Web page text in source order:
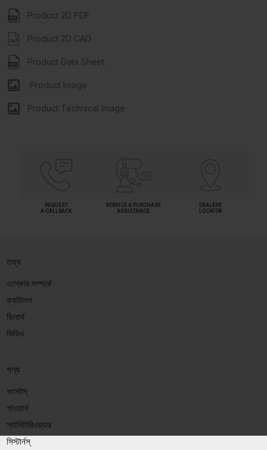
Product 2D PDF
Product 2D CAD
Product Data Sheet
Product Image
Product Technical Image
REQUEST
A CALLBACK
SERVICE & PURCHASE
ASSISTANCE
DEALERS
LOCATOR
তথ্য
এস্কোর সম্পর্কে
ক্যাটালগ
ডিলার্স
ভিডিও
পণ্য
ফসেটস্
শাওয়ার্স
স্যানিটারিওয়্যার
সিস্টার্নস্